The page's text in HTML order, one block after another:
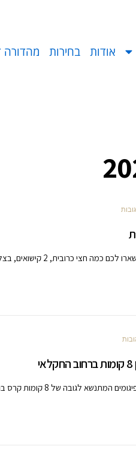
אודות בחירות מהדורה
וחצי וכמה גבעולי פטרוזיליה ותהיתם אם
קרס ברגע אחד וחלקי הפיגומים נערמו על